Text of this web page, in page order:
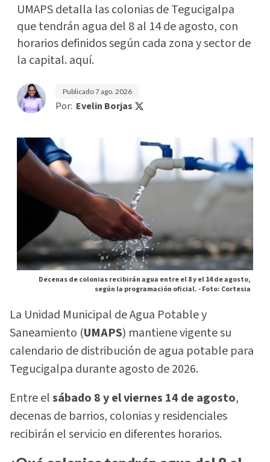
UMAPS detalla las colonias de Tegucigalpa
que tendrán agua del 8 al 14 de agosto, con
horarios definidos según cada zona y sector de
la capital. aquí.
Publicado7 ago. 2026
Por: Evelin Borjas
Decenas de colonias recibirán agua entre el 8 y el 14 de agosto,
según la programación oficial. -Foto: Cortesia
La Unidad Municipal de Agua Potable y
Saneamiento (UMAPS) mantiene vigente su
calendario de distribución de agua potable para
Tegucigalpa durante agosto de 2026.
Entre elsábado 8 y el viernes 14 de agosto,
decenas de barrios, colonias y residenciales
recibirán el servicio en diferentes horarios.